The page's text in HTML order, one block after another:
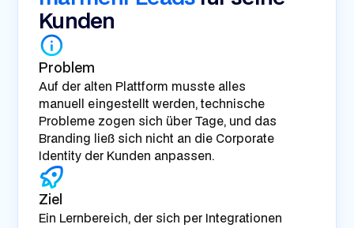
Kunden
Problem
Auf der alten Plattform musste alles
manuell eingestellt werden, technische
Probleme zogen sich über Tage, und das
Branding ließ sich nicht an die Corporate
Identity der Kunden anpassen.
Ziel
Ein Lernbereich, der sich per Integrationen